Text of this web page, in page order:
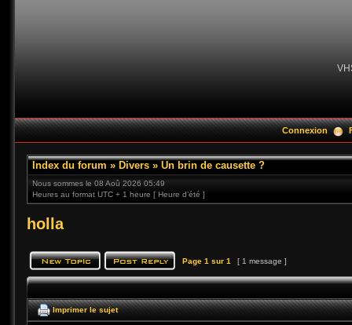
Connexion
Index du forum » Divers » Un brin de causette ?
Nous sommes le 08 Aoû 2026 05:49
Heures au format UTC + 1 heure [ Heure d’été ]
holla
Page 1 sur 1 [ 1 message ]
Imprimer le sujet